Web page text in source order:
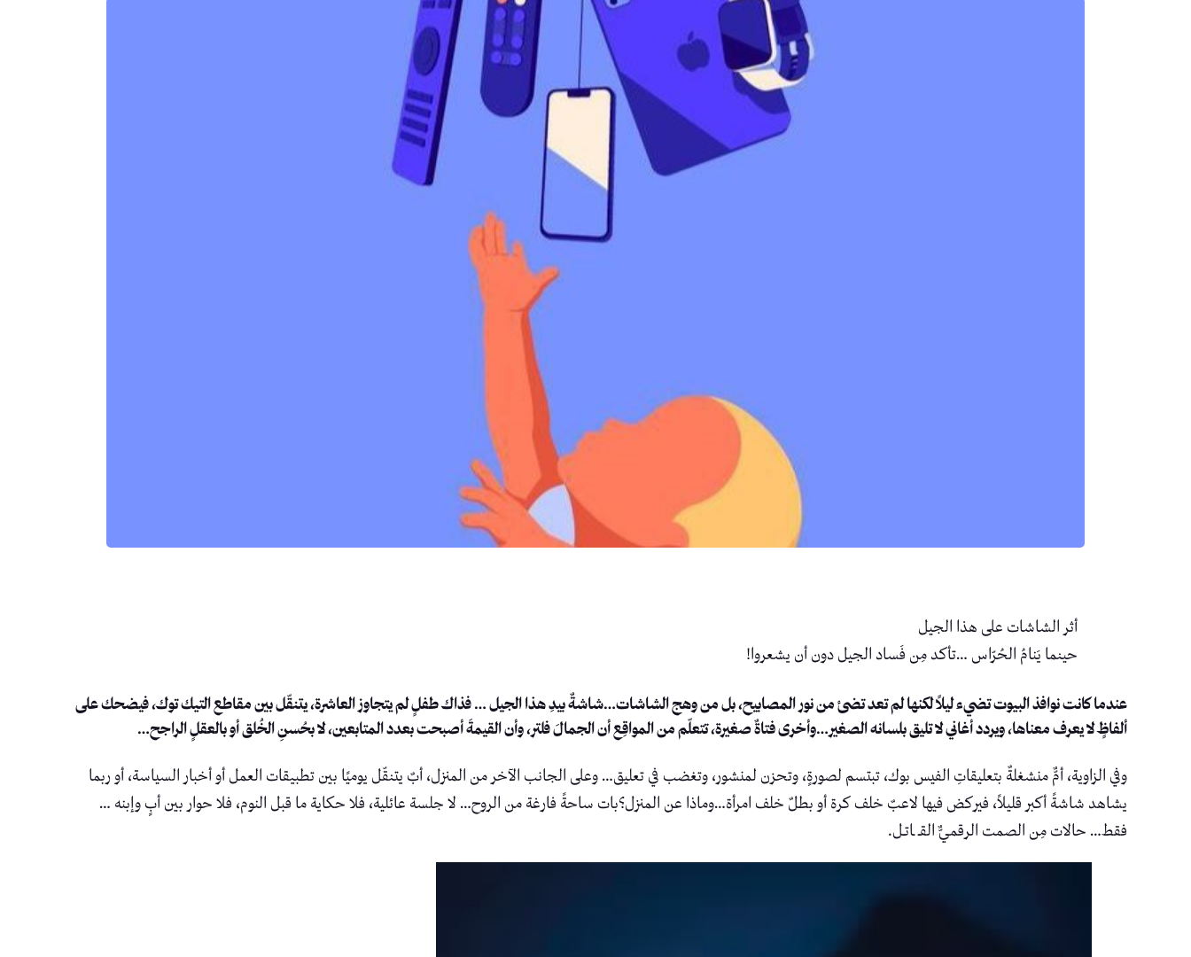
أثر الشاشات على هذا الجيل
حينما يَنامُ الحُرّاس …تأكد مِن فَساد الجيل دون أن يشعروا!
عندما كانت نوافذ البيوت تضيء ليلاً لكنها لم تعد تضئ من نور المصابيح، بل من وهج الشاشات…شاشةٌ بيدِ هذا الجيل … فذاك طفلٍ لم يتجاوز العاشرة، يتنقّل بين مقاطع التيك توك، فيضحك على
ألفاظٍ لا يعرف معناها، ويردد أغاني لا تليق بلسانه الصغير…وأخرى فتاةٌ صغيرة، تتعلّم من المواقِع أن الجمالَ فلتر، وأن القيمةَ أصبحت بعدد المتابعين، لا بحُسنِ الخُلق أو بالعقلٍ الراجح…
وفي الزاوية، أمٌّ منشغلةٌ بتعليقاتِ الفيس بوك، تبتسم لصورةٍ، وتحزن لمنشور، وتغضب في تعليق… وعلى الجانب الآخر من المنزل، أبٌ يتنقّل يوميًا بين تطبيقات العمل أو أخبار السياسة، أو ربما
يشاهد شاشةً أكبر قليلاً، فيركض فيها لاعبٌ خلف كرة أو بطلٌ خلف امرأة…وماذا عن المنزل؟بات ساحةً فارغة من الروح… لا جلسة عائلية، فلا حكاية ما قبل النوم، فلا حوار بين أبٍ وإبنه …
فقط… حالات مِن الصمت الرقميٌّ القــ ـاتــل.